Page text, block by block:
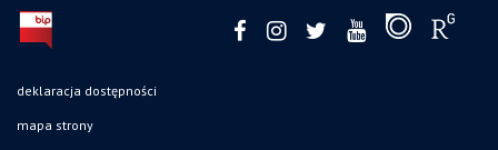
deklaracja dostępności
mapa strony